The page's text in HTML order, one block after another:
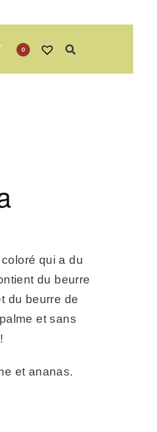
0
qui a du
du beurre
du beurre de
et sans
et ananas.